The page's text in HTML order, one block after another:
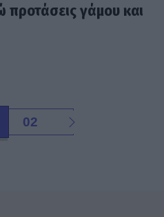
γάμου και
02